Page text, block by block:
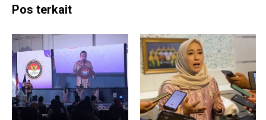
Pos terkait